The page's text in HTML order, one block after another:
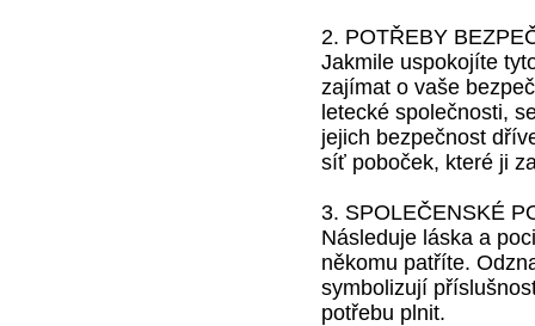
2. POTŘEBY
Jakmile uspokojíte
zajímat o vaše
letecké společnosti,
jejich bezpečnost
síť poboček, které ji
3. SPOLEČENSKÉ
Následuje láska a
někomu patříte.
symbolizují
potřebu plnit.